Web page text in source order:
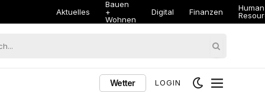
Aktuelles
Bauen
+
Wohnen
Digital Finanzen
Human
Wetter LOGIN